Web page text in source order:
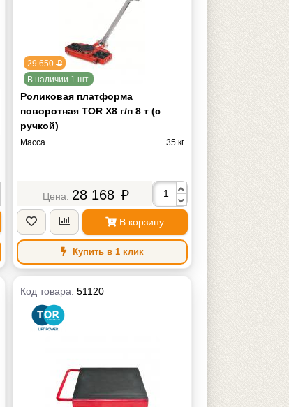
29 650p
В наличии 1 шт.
Роликовая платформа
поворотная TOR X8 г/п 8 т (с
ручкой)
Масса 35 кг
28 168 p
В корзину
Купить в 1 клик
Код товара:51120